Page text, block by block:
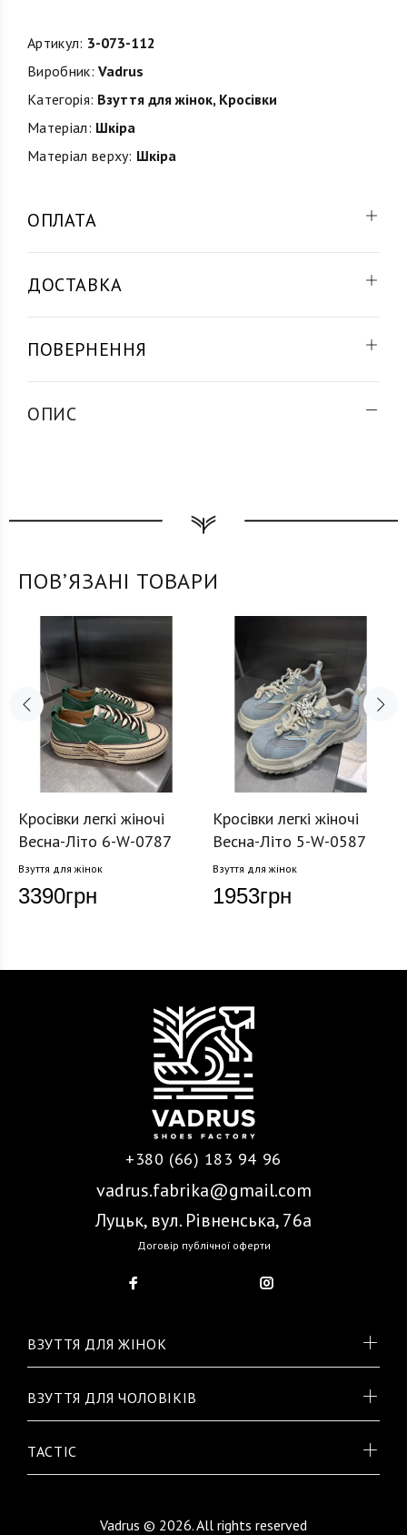
Артикул: 3-073-112
Виробник: Vadrus
Категорія: Взуття для жінок, Кросівки
Матеріал: Шкіра
Матеріал верху: Шкіра
ОПЛАТА
ДОСТАВКА
ПОВЕРНЕННЯ
ОПИС
ПОВʼЯЗАНІ ТОВАРИ
Кросівки легкі жіночі
Весна-Літо 6-W-0787
Взуття для жінок
3390грн
Кросівки легкі жіночі
Весна-Літо 5-W-0587
Взуття для жінок
1953грн
+380 (66) 183 94 96
vadrus.fabrika@gmail.com
Луцьк, вул. Рівненська, 76а
Договір публічної оферти
ВЗУТТЯ ДЛЯ ЖІНОК
ВЗУТТЯ ДЛЯ ЧОЛОВІКІВ
TACTIC
Vadrus © 2026. All rights reserved